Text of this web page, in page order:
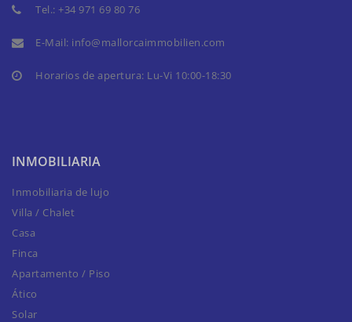
Tel.: +34 971 69 80 76
E-Mail: info@mallorcaimmobilien.com
Horarios de apertura: Lu-Vi 10:00-18:30
INMOBILIARIA
Inmobiliaria de lujo
Villa / Chalet
Casa
Finca
Apartamento / Piso
Ático
Solar